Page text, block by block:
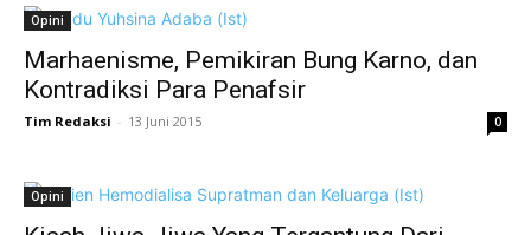
Opini
Marhaenisme, Pemikiran Bung Karno, dan
Kontradiksi Para Penafsir
Tim Redaksi - 13 Juni 2015 0
Opini